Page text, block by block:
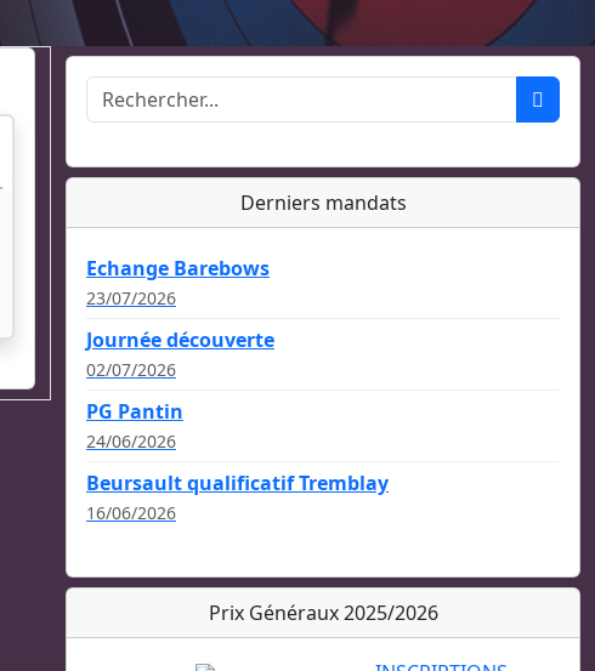
Derniers mandats
Echange Barebows
23/07/2026
Journée découverte
02/07/2026
PG Pantin
24/06/2026
Beursault qualificatif Tremblay
16/06/2026
Prix Généraux 2025/2026